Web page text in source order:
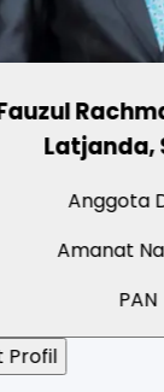
Zulfikar